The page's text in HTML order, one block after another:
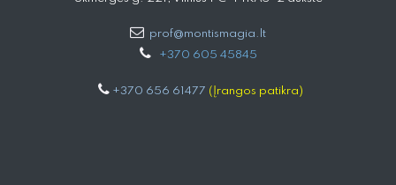
prof@montismagia.lt
+370 605 4584​5
+370 656 61477 (Įrangos patikra)